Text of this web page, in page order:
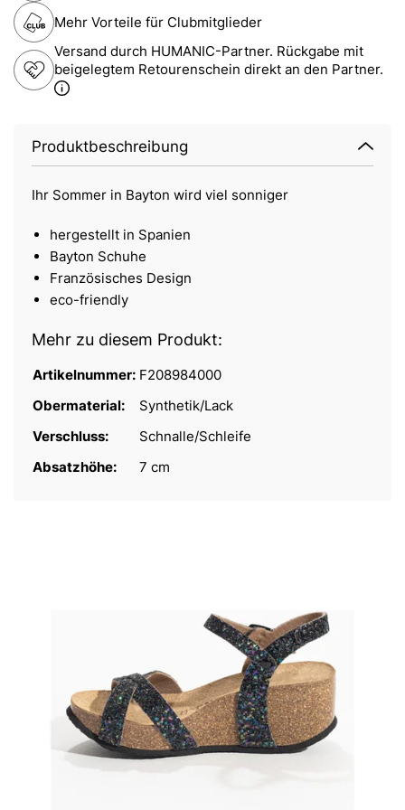
Mehr Vorteile für Clubmitglieder
Versand durch HUMANIC-Partner. Rückgabe mit
beigelegtem Retourenschein direkt an den Partner.
Produktbeschreibung
Ihr Sommer in Bayton wird viel sonniger
hergestellt in Spanien
Bayton Schuhe
Französisches Design
eco-friendly
Mehr zu diesem Produkt:
Artikelnummer: F208984000
Obermaterial:
Synthetik/Lack
Verschluss:
Schnalle/Schleife
Absatzhöhe:
7 cm